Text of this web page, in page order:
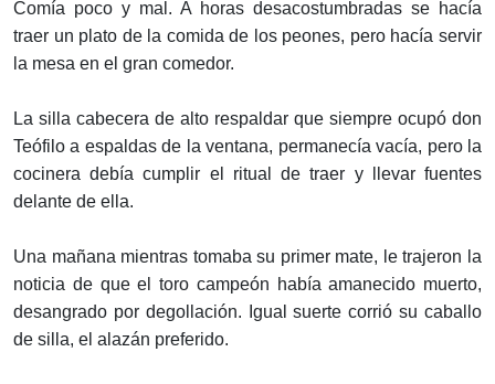
Comía poco y mal. A horas desacostumbradas se hacía
traer un plato de la comida de los peones, pero hacía servir
la mesa en el gran comedor.
La silla cabecera de alto respaldar que siempre ocupó don
Teófilo a espaldas de la ventana, permanecía vacía, pero la
cocinera debía cumplir el ritual de traer y llevar fuentes
delante de ella.
Una mañana mientras tomaba su primer mate, le trajeron la
noticia de que el toro campeón había amanecido muerto,
desangrado por degollación. Igual suerte corrió su caballo
de silla, el alazán preferido.